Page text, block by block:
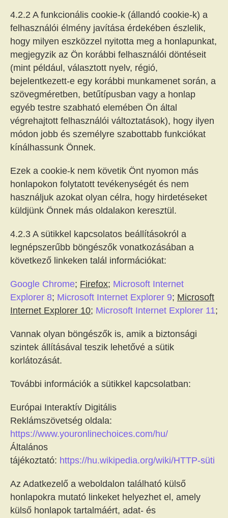
4.2.2 A funkcionális cookie-k (állandó cookie-k) a
felhasználói élmény javítása érdekében észlelik,
hogy milyen eszközzel nyitotta meg a honlapunkat,
megjegyzik az Ön korábbi felhasználói döntéseit
(mint például, választott nyelv, régió,
bejelentkezett-e egy korábbi munkamenet során, a
szövegméretben, betűtípusban vagy a honlap
egyéb testre szabható elemében Ön által
végrehajtott felhasználói változtatások), hogy ilyen
módon jobb és személyre szabottabb funkciókat
kínálhassunk Önnek.
Ezek a cookie-k nem követik Önt nyomon más
honlapokon folytatott tevékenységét és nem
használjuk azokat olyan célra, hogy hirdetéseket
küldjünk Önnek más oldalakon keresztül.
4.2.3 A sütikkel kapcsolatos beállításokról a
legnépszerűbb böngészők vonatkozásában a
következő linkeken talál információkat:
Google Chrome; Firefox; Microsoft Internet
Explorer 8; Microsoft Internet Explorer 9; Microsoft
Internet Explorer 10; Microsoft Internet Explorer 11;
Vannak olyan böngészők is, amik a biztonsági
szintek állításával teszik lehetővé a sütik
korlátozását.
További információk a sütikkel kapcsolatban:
Európai Interaktív Digitális
Reklámszövetség oldala:
https://www.youronlinechoices.com/hu/
Általános
tájékoztató: https://hu.wikipedia.org/wiki/HTTP-süti
Az Adatkezelő a weboldalon található külső
honlapokra mutató linkeket helyezhet el, amely
külső honlapok tartalmáért, adat- és